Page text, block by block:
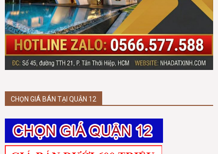
CHỌN GIÁ BÁN TẠI QUẬN 12